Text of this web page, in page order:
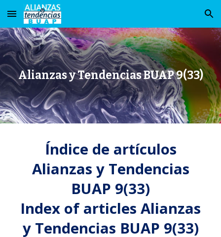
Skip to main content Skip to navigation
Alianzas y Tendencias BUAP 9(33)
Índice de artículos
Alianzas y Tendencias
BUAP 9(33)
Index of articles Alianzas
y Tendencias BUAP 9(33)